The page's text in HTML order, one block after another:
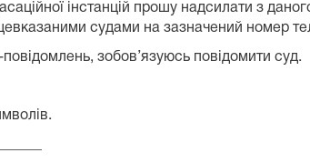
інстанцій прошу надсилати з
судами на зазначений номер
зобов’язуюсь повідомити суд.